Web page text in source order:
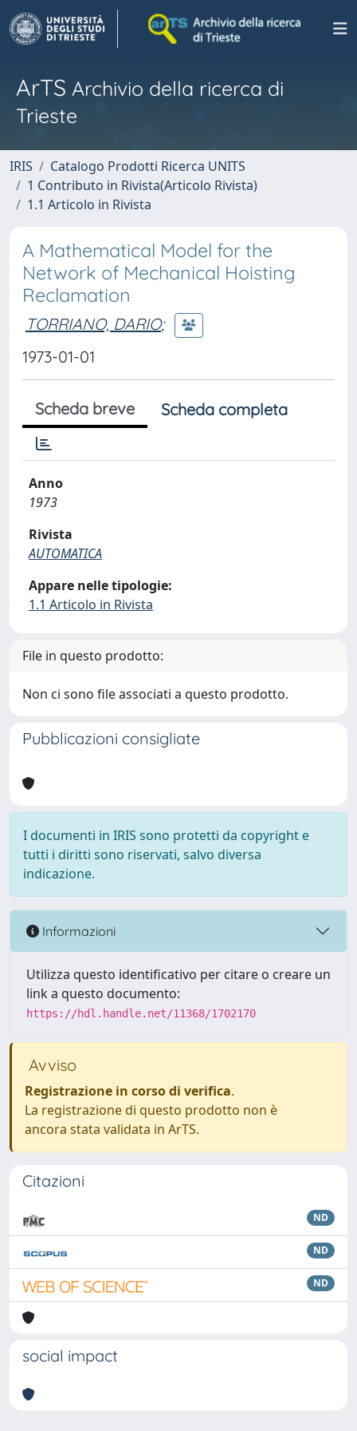
ArTS Archivio della ricerca di
Trieste
IRIS
Catalogo Prodotti Ricerca UNITS
1 Contributo in Rivista(Articolo Rivista)
1.1 Articolo in Rivista
A Mathematical Model for the
Network of Mechanical Hoisting
Reclamation
TORRIANO, DARIO;
1973-01-01
Scheda breve Scheda completa
Anno
1973
Rivista
AUTOMATICA
Appare nelle tipologie:
1.1 Articolo in Rivista
File in questo prodotto:
Non ci sono file associati a questo prodotto.
Pubblicazioni consigliate
I documenti in IRIS sono protetti da copyright e
tutti i diritti sono riservati, salvo diversa
indicazione.
Informazioni
Utilizza questo identificativo per citare o creare un
link a questo documento:
https://hdl.handle.net/11368/1702170
Avviso
Registrazione in corso di verifica.
La registrazione di questo prodotto non è
ancora stata validata in ArTS.
Citazioni
ND
ND
ND
social impact